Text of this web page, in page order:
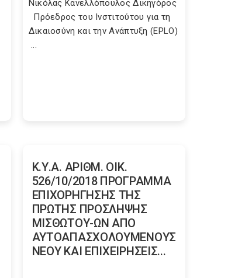
Νικόλας Κανελλόπουλος Δικηγόρος
Πρόεδρος του Ινστιτούτου για τη
Δικαιοσύνη και την Ανάπτυξη (EPLO)
...
Κ.Υ.Α. ΑΡΙΘΜ. ΟΙΚ.
526/10/2018 ΠΡΟΓΡΑΜΜΑ
ΕΠΙΧΟΡΗΓΗΣΗΣ ΤΗΣ
ΠΡΩΤΗΣ ΠΡΟΣΛΗΨΗΣ
ΜΙΣΘΩΤΟΥ-ΩΝ ΑΠΟ
ΑΥΤΟΑΠΑΣΧΟΛΟΥΜΕΝΟΥΣ
ΝΕΟΥ ΚΑΙ ΕΠΙΧΕΙΡΗΣΕΙΣ...